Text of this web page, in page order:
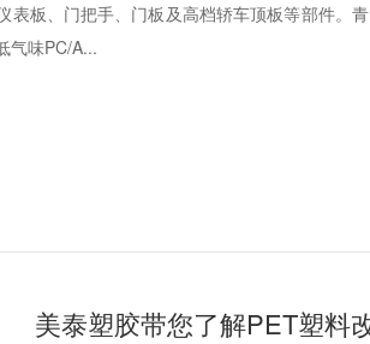
板、门把手、门板及高档轿车顶板等部件。
气味PC/A...
美泰塑胶带您了解PET塑料